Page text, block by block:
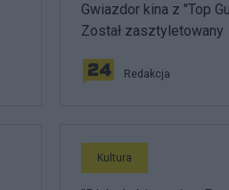
Gwiazdor kina z "Top
Został zasztyletowany
Redakcja
Kultura